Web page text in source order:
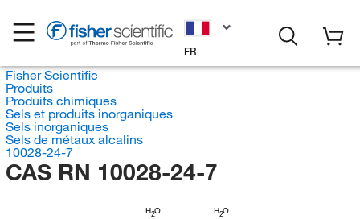
FR
Fisher Scientific
Produits
Produits chimiques
Sels et produits inorganiques
Sels inorganiques
Sels de métaux alcalins
10028-24-7
CAS RN 10028-24-7
H2O H2O